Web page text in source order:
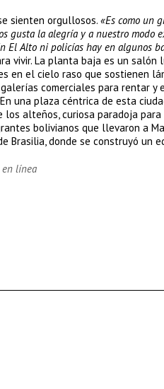
sienten orgullosos. «Es como un
gusta la alegría y a nuestro modo
El Alto ni policías hay en algunos
vivir. La planta baja es un
en el cielo raso que sostienen
comerciales para rentar
una plaza céntrica de esta
los alteños, curiosa paradoja
bolivianos que llevaron a
Brasilia, donde se construyó un
en línea